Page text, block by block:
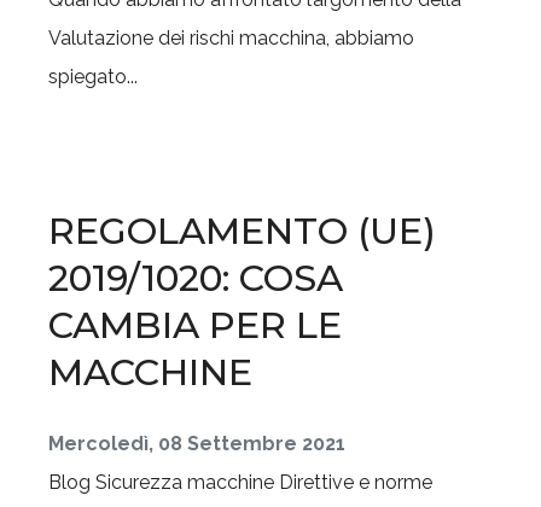
Valutazione dei rischi macchina, abbiamo
spiegato...
REGOLAMENTO (UE)
2019/1020: COSA
CAMBIA PER LE
MACCHINE
Mercoledì, 08 Settembre 2021
Blog Sicurezza macchine Direttive e norme